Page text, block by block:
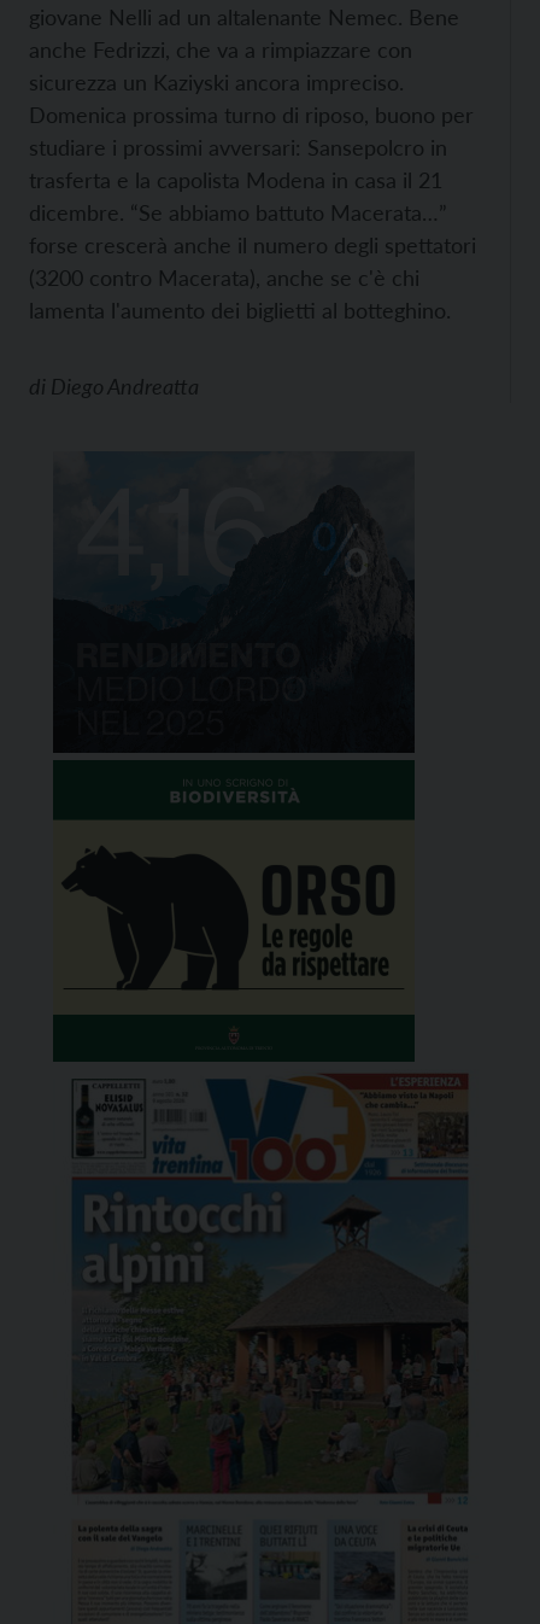
giovane Nelli ad un altalenante Nemec. Bene
anche Fedrizzi, che va a rimpiazzare con
sicurezza un Kaziyski ancora impreciso.
Domenica prossima turno di riposo, buono per
studiare i prossimi avversari: Sansepolcro in
trasferta e la capolista Modena in casa il 21
dicembre. “Se abbiamo battuto Macerata…”
forse crescerà anche il numero degli spettatori
(3200 contro Macerata), anche se c'è chi
lamenta l'aumento dei biglietti al botteghino.
di Diego Andreatta